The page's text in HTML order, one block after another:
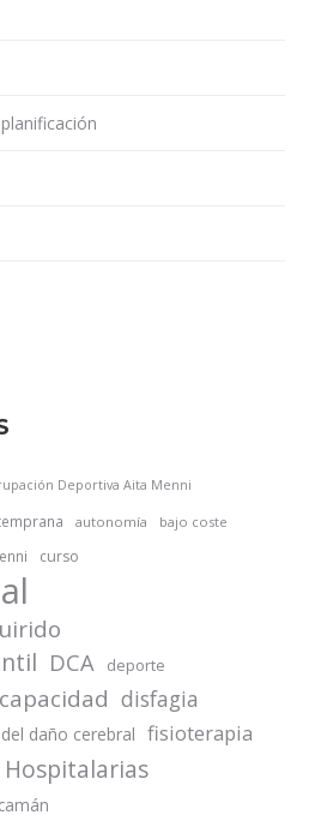
Deportiva Aita Menni
autonomía bajo coste
curso
DCA deporte
disfagia
daño cerebral fisioterapia